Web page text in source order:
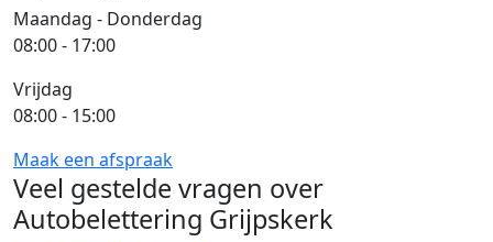
Maandag - Donderdag
08:00 - 17:00
Vrijdag
08:00 - 15:00
Maak een afspraak
Veel gestelde vragen over
Autobelettering Grijpskerk